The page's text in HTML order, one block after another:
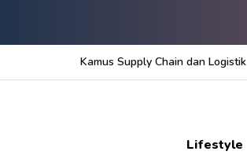
Kamus Supply Chain dan Logistik
Lifestyle